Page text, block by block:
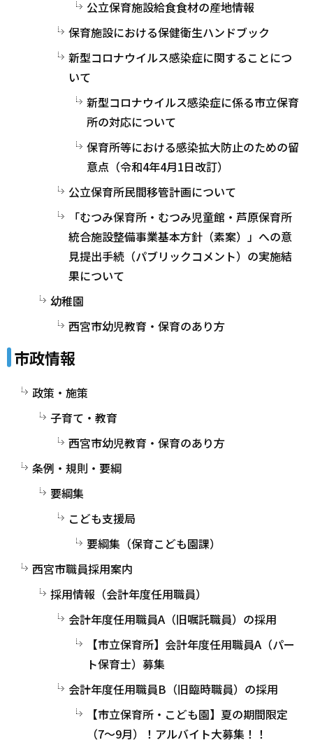
公立保育施設給食食材の産地情報
保育施設における保健衛生ハンドブック
新型コロナウイルス感染症に関することにつ
いて
新型コロナウイルス感染症に係る市立保育
所の対応について
保育所等における感染拡大防止のための留
意点（令和4年4月1日改訂）
公立保育所民間移管計画について
「むつみ保育所・むつみ児童館・芦原保育所
統合施設整備事業基本方針（素案）」への意
見提出手続（パブリックコメント）の実施結
果について
幼稚園
西宮市幼児教育・保育のあり方
市政情報
政策・施策
子育て・教育
西宮市幼児教育・保育のあり方
条例・規則・要綱
要綱集
こども支援局
要綱集（保育こども園課）
西宮市職員採用案内
採用情報（会計年度任用職員）
会計年度任用職員A（旧嘱託職員）の採用
【市立保育所】会計年度任用職員A（パー
ト保育士）募集
会計年度任用職員B（旧臨時職員）の採用
【市立保育所・こども園】夏の期間限定
（7～9月）！アルバイト大募集！！